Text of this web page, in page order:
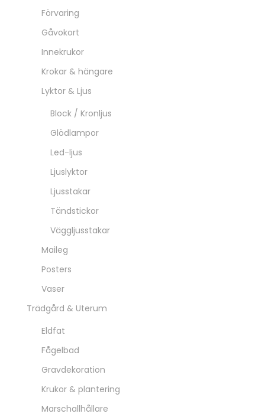
Förvaring
Gåvokort
Innekrukor
Krokar & hängare
Lyktor & Ljus
Block / Kronljus
Glödlampor
Led-ljus
Ljuslyktor
Ljusstakar
Tändstickor
Väggljusstakar
Maileg
Posters
Vaser
Trädgård & Uterum
Eldfat
Fågelbad
Gravdekoration
Krukor & plantering
Marschallhållare